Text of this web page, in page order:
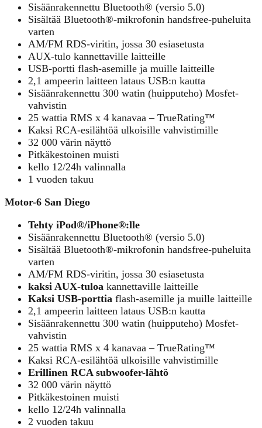
Sisäänrakennettu Bluetooth® (versio 5.0)
Sisältää Bluetooth®-mikrofonin handsfree-puheluita
varten
AM/FM RDS-viritin, jossa 30 esiasetusta
AUX-tulo kannettaville laitteille
USB-portti flash-asemille ja muille laitteille
2,1 ampeerin laitteen lataus USB:n kautta
Sisäänrakennettu 300 watin (huipputeho) Mosfet-
vahvistin
25 wattia RMS x 4 kanavaa – TrueRating™
Kaksi RCA-esilähtöä ulkoisille vahvistimille
32 000 värin näyttö
Pitkäkestoinen muisti
kello 12/24h valinnalla
1 vuoden takuu
Motor-6 San Diego
Tehty iPod®/iPhone®:lle
Sisäänrakennettu Bluetooth® (versio 5.0)
Sisältää Bluetooth®-mikrofonin handsfree-puheluita
varten
AM/FM RDS-viritin, jossa 30 esiasetusta
kaksi AUX-tuloa kannettaville laitteille
Kaksi USB-porttia flash-asemille ja muille laitteille
2,1 ampeerin laitteen lataus USB:n kautta
Sisäänrakennettu 300 watin (huipputeho) Mosfet-
vahvistin
25 wattia RMS x 4 kanavaa – TrueRating™
Kaksi RCA-esilähtöä ulkoisille vahvistimille
Erillinen RCA subwoofer-lähtö
32 000 värin näyttö
Pitkäkestoinen muisti
kello 12/24h valinnalla
2 vuoden takuu